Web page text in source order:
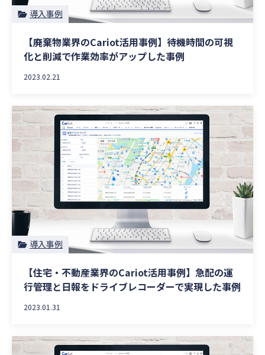
導入事例
【廃棄物業界のCariot活用事例】待機時間の可視
化と削減で作業効率がアップした事例
2023.02.21
導入事例
【住宅・不動産業界のCariot活用事例】急配の運
行管理と日報をドライブレコーダーで実現した事例
2023.01.31